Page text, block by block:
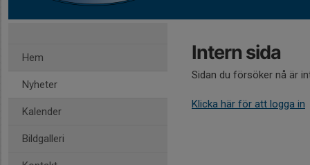
Hem
Nyheter
Kalender
Bildgalleri
Intern sida
Sidan du försöker nå är
Klicka här för att logga in